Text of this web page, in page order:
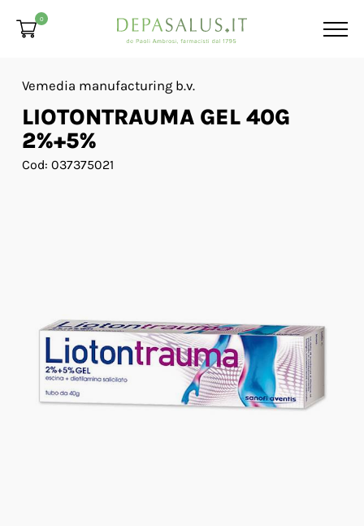
0
Vemedia manufacturing b.v.
LIOTONTRAUMA GEL 40G
2%+5%
Cod: 037375021